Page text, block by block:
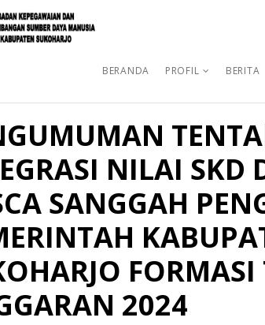
BERANDA PROFIL BERITA
NILAI SKD
SANGGAH
2024